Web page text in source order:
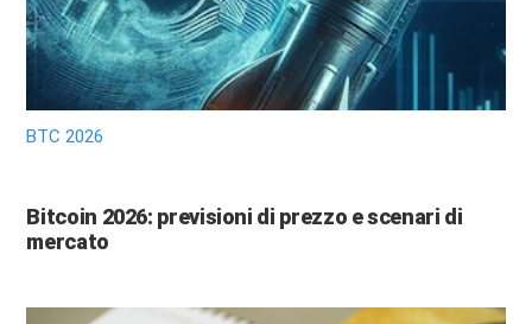
BTC 2026
Bitcoin 2026: previsioni di prezzo e scenari di
mercato